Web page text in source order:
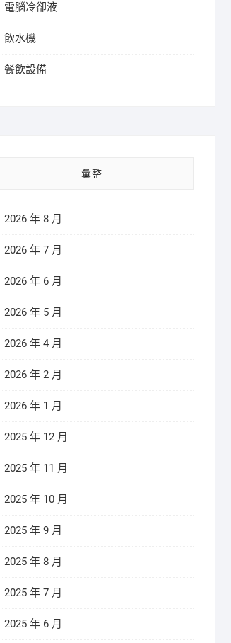
電腦冷卻液
飲水機
餐飲設備
彙整
2026 年 8 月
2026 年 7 月
2026 年 6 月
2026 年 5 月
2026 年 4 月
2026 年 2 月
2026 年 1 月
2025 年 12 月
2025 年 11 月
2025 年 10 月
2025 年 9 月
2025 年 8 月
2025 年 7 月
2025 年 6 月